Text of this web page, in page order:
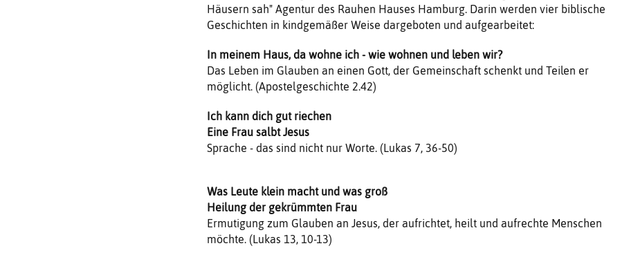
Häusern sah" Agentur des Rauhen Hauses Hamburg. Darin werden vier biblische
Geschichten in kindgemäßer Weise dargeboten und aufgearbeitet:
In meinem Haus, da wohne ich - wie wohnen und leben wir?
Das Leben im Glauben an einen Gott, der Gemeinschaft schenkt und Teilen er
möglicht. (Apostelgeschichte 2.42)
Ich kann dich gut riechen
Eine Frau salbt Jesus
Sprache - das sind nicht nur Worte. (Lukas 7, 36-50)
Was Leute klein macht und was groß
Heilung der gekrümmten Frau
Ermutigung zum Glauben an Jesus, der aufrichtet, heilt und aufrechte Menschen
möchte. (Lukas 13, 10-13)